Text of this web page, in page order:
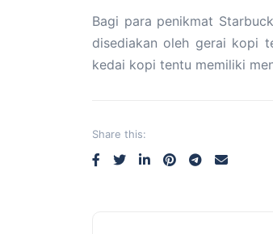
Bagi para penikmat
disediakan oleh gerai kopi
kedai kopi tentu memiliki
Share this: